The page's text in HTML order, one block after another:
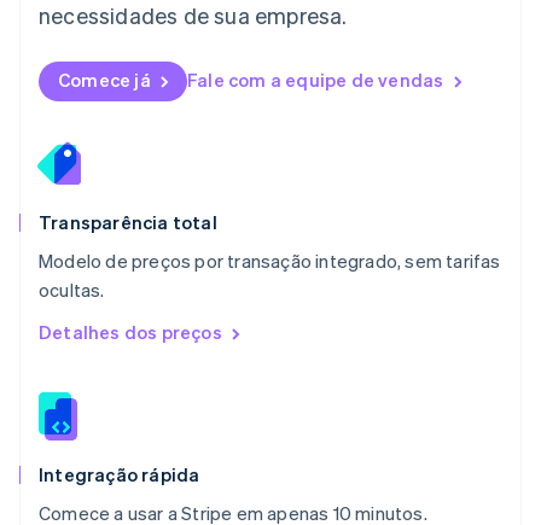
necessidades de sua empresa.
Comece já Fale com a equipe de vendas
Transparência total
Modelo de preços por transação integrado, sem tarifas
ocultas.
Detalhes dos preços
Integração rápida
Comece a usar a Stripe em apenas 10 minutos.
English简体中文
English
México
Noruega
English
English
NederlandsEnglish
Polônia
English
RAE de Hong Kong, China
Reino Unido
English
English